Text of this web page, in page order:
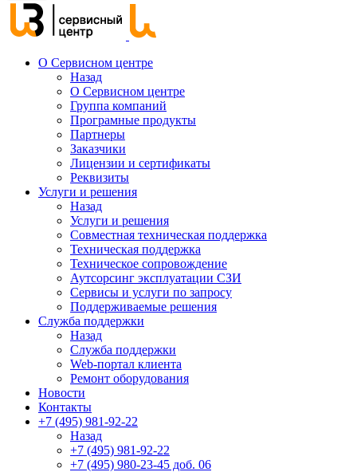
О Сервисном центре
Назад
О Сервисном центре
Группа компаний
Програмные продукты
Партнеры
Заказчики
Лицензии и сертификаты
Реквизиты
Услуги и решения
Назад
Услуги и решения
Совместная техническая поддержка
Техническая поддержка
Техническое сопровождение
Аутсорсинг эксплуатации СЗИ
Сервисы и услуги по запросу
Поддерживаемые решения
Служба поддержки
Назад
Служба поддержки
Web-портал клиента
Ремонт оборудования
Новости
Контакты
+7 (495) 981-92-22
Назад
+7 (495) 981-92-22
+7 (495) 980-23-45 доб. 06